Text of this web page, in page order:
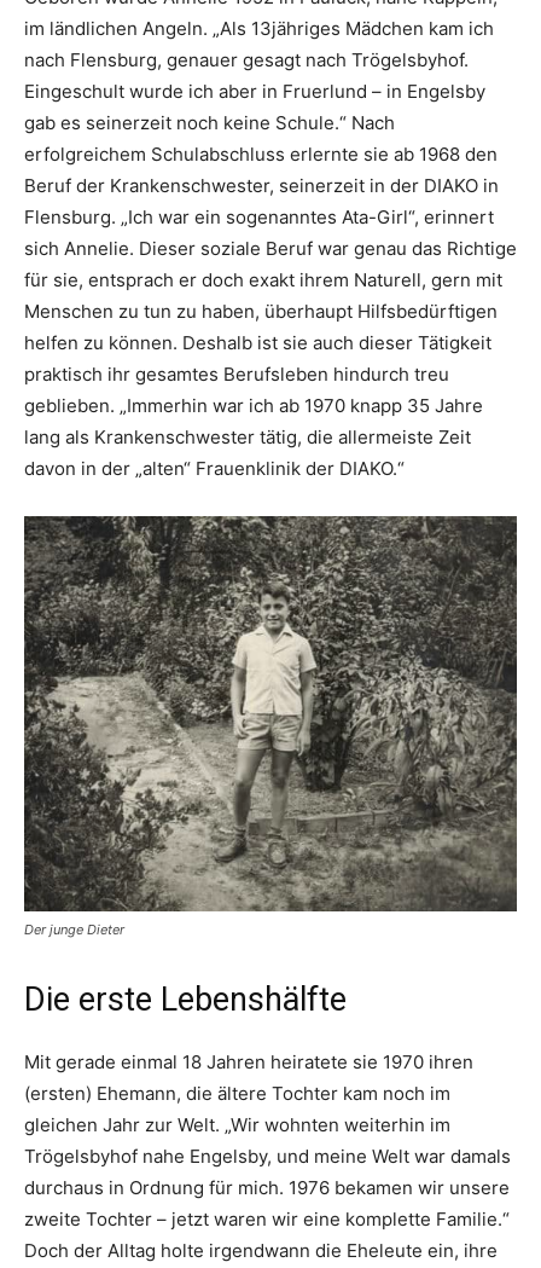
im ländlichen Angeln. „Als 13jähriges Mädchen kam ich
nach Flensburg, genauer gesagt nach Trögelsbyhof.
Eingeschult wurde ich aber in Fruerlund – in Engelsby
gab es seinerzeit noch keine Schule.“ Nach
erfolgreichem Schulabschluss erlernte sie ab 1968 den
Beruf der Krankenschwester, seinerzeit in der DIAKO in
Flensburg. „Ich war ein sogenanntes Ata-Girl“, erinnert
sich Annelie. Dieser soziale Beruf war genau das Richtige
für sie, entsprach er doch exakt ihrem Naturell, gern mit
Menschen zu tun zu haben, überhaupt Hilfsbedürftigen
helfen zu können. Deshalb ist sie auch dieser Tätigkeit
praktisch ihr gesamtes Berufsleben hindurch treu
geblieben. „Immerhin war ich ab 1970 knapp 35 Jahre
lang als Krankenschwester tätig, die allermeiste Zeit
davon in der „alten“ Frauenklinik der DIAKO.“
Der junge Dieter
Die erste Lebenshälfte
Mit gerade einmal 18 Jahren heiratete sie 1970 ihren
(ersten) Ehemann, die ältere Tochter kam noch im
gleichen Jahr zur Welt. „Wir wohnten weiterhin im
Trögelsbyhof nahe Engelsby, und meine Welt war damals
durchaus in Ordnung für mich. 1976 bekamen wir unsere
zweite Tochter – jetzt waren wir eine komplette Familie.“
Doch der Alltag holte irgendwann die Eheleute ein, ihre